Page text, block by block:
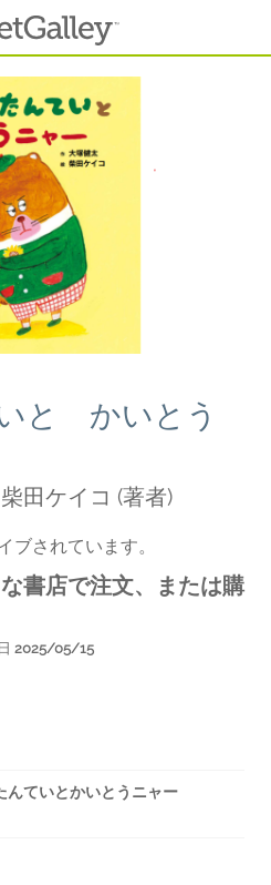
と かいとう
田ケイコ (著者)
ブされています。
書店で注文、または購
2025/05/15
んていとかいとうニャー